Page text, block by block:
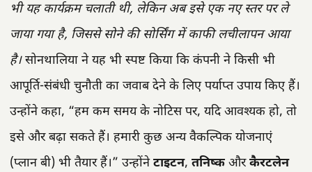
भी यह कार्यक्रम चलाती थी, लेकिन अब इसे एक नए स्तर पर ले
जाया गया है, जिससे सोने की सोर्सिंग में काफी लचीलापन आया
है।सोनथालिया ने यह भी स्पष्ट किया कि कंपनी ने किसी भी
आपूर्ति-संबंधी चुनौती का जवाब देने के लिए पर्याप्त उपाय किए हैं।
उन्होंने कहा, “हम कम समय के नोटिस पर, यदि आवश्यक हो, तो
इसे और बढ़ा सकते हैं। हमारी कुछ अन्य वैकल्पिक योजनाएं
(प्लान बी) भी तैयार हैं।” उन्होंनेटाइटन, तनिष्क औरकैरटलेन